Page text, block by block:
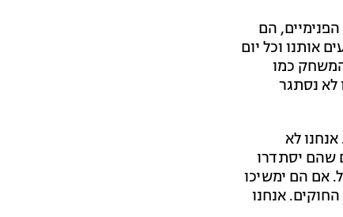
הם
אותנו וכל יום
המשחק כמו
לא נסתגר
לא
שהם יסתדרו
אם הם ימשיכו
אנחנו